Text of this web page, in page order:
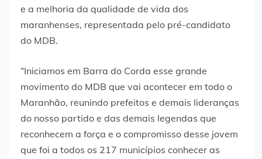
e a melhoria da qualidade de vida dos
maranhenses, representada pelo pré-candidato
do MDB.
“Iniciamos em Barra do Corda esse grande
movimento do MDB que vai acontecer em todo o
Maranhão, reunindo prefeitos e demais lideranças
do nosso partido e das demais legendas que
reconhecem a força e o compromisso desse jovem
que foi a todos os 217 municípios conhecer as